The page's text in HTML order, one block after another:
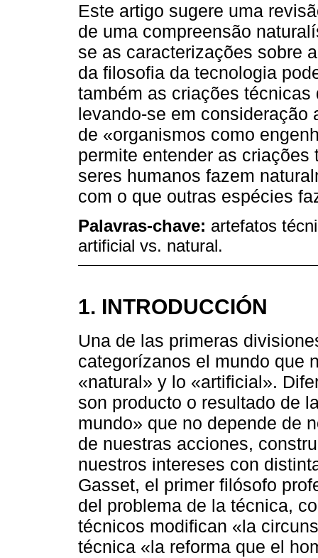
Este artigo sugere uma
de uma compreensão
se as caracterizações sobre
da filosofia da tecnologia
também as criações
levando-se em consideração
de «organismos como
permite entender as
seres humanos fazem
com o que outras espécies
Palavras-chave: artefatos
artificial vs. natural.
1. INTRODUCCIÓN
Una de las primeras
categorízanos el mundo que
«natural» y lo «artificial».
son producto o resultado de
mundo» que no depende de
de nuestras acciones,
nuestros intereses con
Gasset, el primer filósofo
del problema de la técnica,
técnicos modifican «la
técnica «la reforma que el